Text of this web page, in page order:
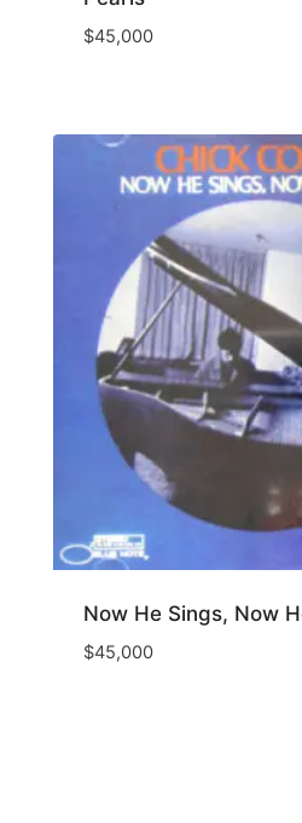
$45,000
Now He Sings, Now
$45,000